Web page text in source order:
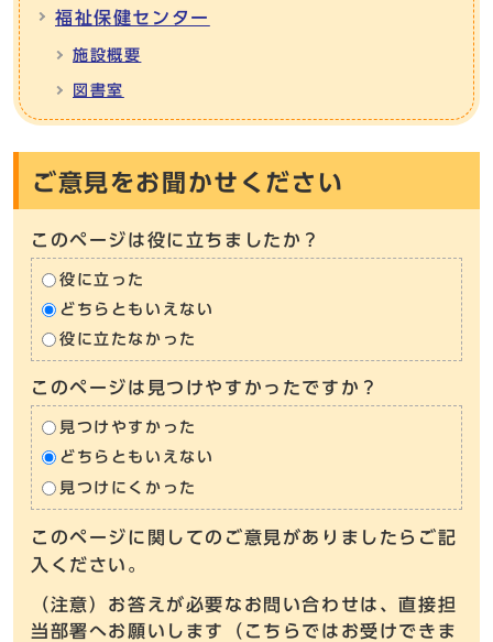
福祉保健センター
施設概要
図書室
ご意見をお聞かせください
このページは役に立ちましたか？
役に立った
どちらともいえない
役に立たなかった
このページは見つけやすかったですか？
見つけやすかった
どちらともいえない
見つけにくかった
このページに関してのご意見がありましたらご記
入ください。
（注意）お答えが必要なお問い合わせは、直接担
当部署へお願いします（こちらではお受けできま